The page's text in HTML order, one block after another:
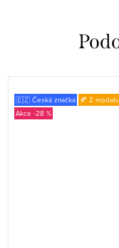
🇨🇿 Česká značka 🍂 Z modalu
-28 %